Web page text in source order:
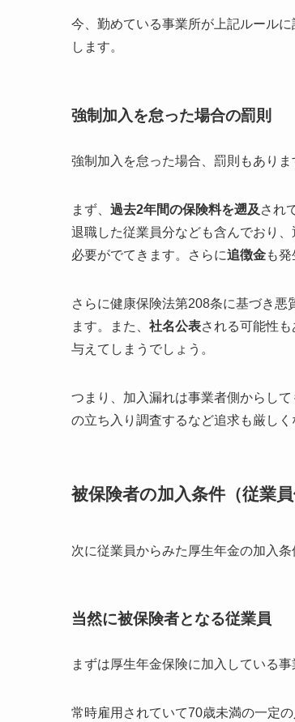
今、勤めている事業所が上記ルール
します。
強制加入を怠った場合の罰則
強制加入を怠った場合、罰則もありま
まず、 過去2年間の保険料を遡及 され
退職した従業員分なども含んでおり
必要がでてきます。さらに追徴金も発
さらに健康保険法第208条に基づき悪
ます。また、 社名公表される可能性
与えてしまうでしょう。
つまり、加入漏れは事業者側からし
の立ち入り調査するなど追求も厳しく
被保険者の加入条件（従業
次に従業員からみた厚生年金の加入条
当然に被保険者となる従業員
まずは厚生年金保険に加入している
常時雇用されていて70歳未満の一定の